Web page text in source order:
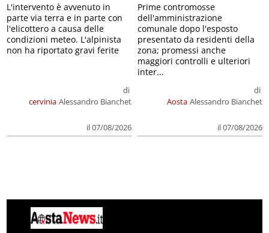
cervinia
di
Alessandro Bianchet
il 07/08/2026
L'intervento è avvenuto in
parte via terra e in parte con
l'elicottero a causa delle
condizioni meteo. L'alpinista
non ha riportato gravi ferite
Aosta
di
Alessandro Bianchet
il 07/08/2026
Prime contromosse
dell'amministrazione
comunale dopo l'esposto
presentato da residenti della
zona; promessi anche
maggiori controlli e ulteriori
inter...